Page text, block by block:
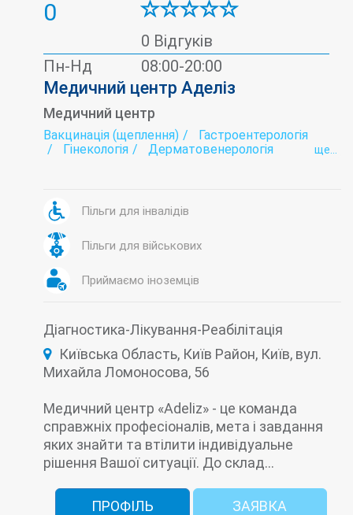
0
0 Відгуків
Пн-Нд
08:00-20:00
Медичний центр Аделіз
Медичний центр
Вакцинація (щеплення)
Гастроентерологія
Гінекологія
Дерматовенерологія
Дитяча отоларингологія (Дитячий ЛОР)
Дитяча офтальмологія
Дитяча травматологія
Ендокринологія
Епілептологія
Комп'ютерна томографія (КТ)
Косметологія
Лабораторія
Ортопедія
Оториноларингологія (ЛОР)
Офтальмологія
Педіатрія
Подологія
Прицільний рентген
Психологія
Реабілітація
Стоматологічна імплантологія
Стоматологічна профілактика
Стоматологічна Хірургія
Стоматологія
Терапевтична стоматологія
Травматологія
Ударно-хвильова терапія
Ультразвукова діагностика (УЗД)
Хірургія
ще...
Пільги для інвалідів
Пільги для військових
Приймаємо іноземців
Діагностика-Лікування-Реабілітація
Київська Область, Київ Район, Київ, вул.
Михайла Ломоносова, 56
Медичний центр «Adeliz» - це команда
справжніх професіоналів, мета і завдання
яких знайти та втілити індивідуальне
рішення Вашої ситуації. До склад...
ПРОФІЛЬ ЗАЯВКА